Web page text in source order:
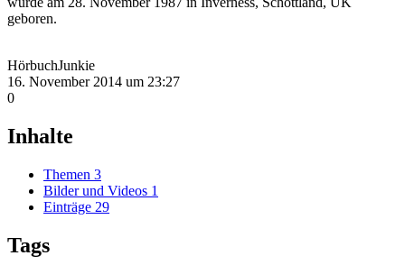
geboren.
HörbuchJunkie
16. November 2014 um 23:27
0
Inhalte
Themen 3
Bilder und Videos 1
Einträge 29
Tags